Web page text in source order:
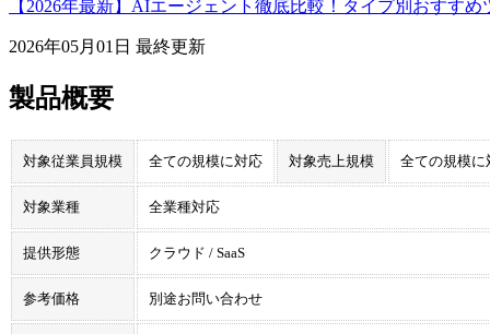
【2026年最新】AIエージェント徹底比較！タイプ別おすす
2026年05月01日 最終更新
製品概要
対象従業員規模 全ての規模に対応 対象売上規模 全ての規模に
対象業種 全業種対応
提供形態 クラウド / SaaS
参考価格 別途お問い合わせ